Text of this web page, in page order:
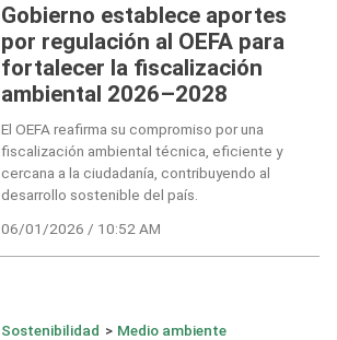
Gobierno establece aportes
por regulación al OEFA para
fortalecer la fiscalización
ambiental 2026–2028
El OEFA reafirma su compromiso por una
fiscalización ambiental técnica, eficiente y
cercana a la ciudadanía, contribuyendo al
desarrollo sostenible del país.
06/01/2026 / 10:52 AM
Sostenibilidad > Medio ambiente